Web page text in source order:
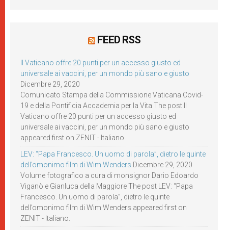
FEED RSS
Il Vaticano offre 20 punti per un accesso giusto ed
universale ai vaccini, per un mondo più sano e giusto
Dicembre 29, 2020
Comunicato Stampa della Commissione Vaticana Covid-
19 e della Pontificia Accademia per la Vita The post Il
Vaticano offre 20 punti per un accesso giusto ed
universale ai vaccini, per un mondo più sano e giusto
appeared first on ZENIT - Italiano.
LEV: “Papa Francesco. Un uomo di parola”, dietro le quinte
dell’omonimo film di Wim Wenders Dicembre 29, 2020
Volume fotografico a cura di monsignor Dario Edoardo
Viganò e Gianluca della Maggiore The post LEV: “Papa
Francesco. Un uomo di parola”, dietro le quinte
dell’omonimo film di Wim Wenders appeared first on
ZENIT - Italiano.